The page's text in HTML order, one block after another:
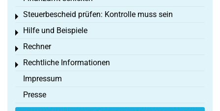
Steuerbescheid prüfen: Kontrolle muss sein
Toggle menu
Hilfe und Beispiele
Toggle menu
Rechner
Toggle menu
Rechtliche Informationen
Toggle menu
Impressum
Presse